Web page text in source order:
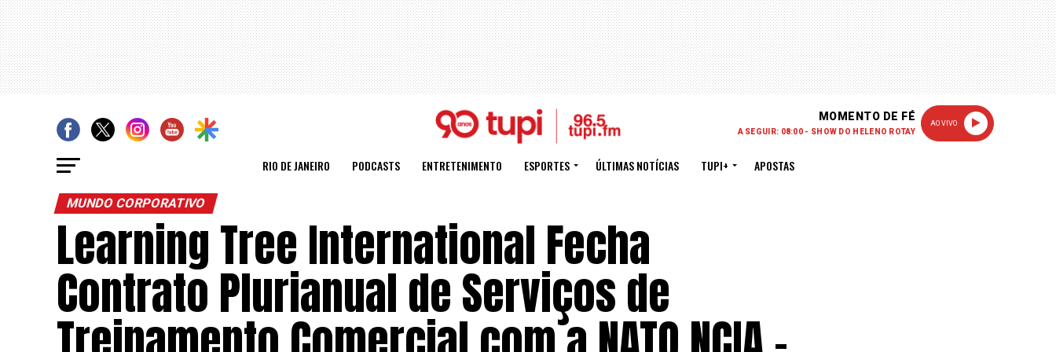
MOMENTO DE FÉ
A SEGUIR: 08:00 - SHOW DO HELENO ROTAY
AO VIVO
RIO DE JANEIRO PODCASTS ENTRETENIMENTO ESPORTES ÚLTIMAS NOTÍCIAS TUPI+ APOSTAS
MUNDO CORPORATIVO
Learning Tree International Fecha
Contrato Plurianual de Serviços de